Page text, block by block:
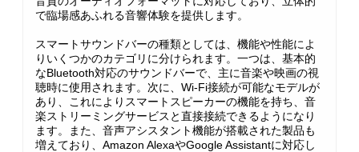
で臨場感あふれる音響体験を提供します。
スマートサウンドバーの種類としては、機能や性能によ
りいくつかのカテゴリに分けられます。一つは、基本的
なBluetooth対応のサウンドバーで、主に音楽や映画の視
聴時に使用されます。次に、Wi-Fi接続が可能なモデルが
あり、これによりスマートスピーカーの機能を持ち、音
楽ストリーミングサービスと直接接続できるようになり
ます。また、音声アシスタント機能が搭載された製品も
増えており、Amazon AlexaやGoogle Assistantに対応し